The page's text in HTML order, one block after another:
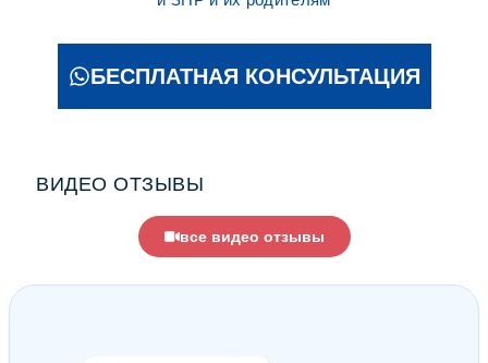
БЕСПЛАТНАЯ КОНСУЛЬТАЦИЯ
ВИДЕО ОТЗЫВЫ
все видео отзывы